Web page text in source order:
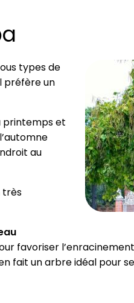
types de
préfère un
printemps et
au
très
favoriser
fait un arbre idéal pour